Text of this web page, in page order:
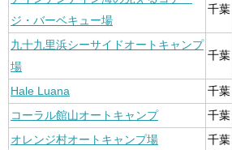
ジ・バーベキュー場
千葉
九十九里浜シーサイドオートキャンプ
場
千葉
Hale Luana 千葉
コーラル館山オートキャンプ
千葉
オレンジ村オートキャンプ場
千葉